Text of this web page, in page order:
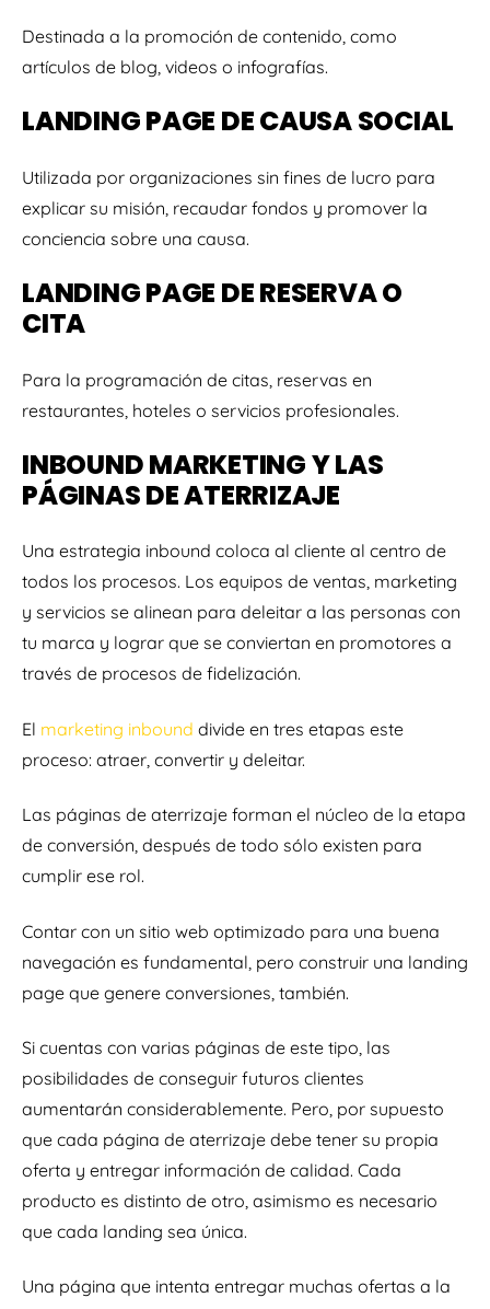
Destinada a la promoción de contenido, como
artículos de blog, videos o infografías.
LANDING PAGE DE CAUSA SOCIAL
Utilizada por organizaciones sin fines de lucro para
explicar su misión, recaudar fondos y promover la
conciencia sobre una causa.
LANDING PAGE DE RESERVA O
CITA
Para la programación de citas, reservas en
restaurantes, hoteles o servicios profesionales.
INBOUND MARKETING Y LAS
PÁGINAS DE ATERRIZAJE
Una estrategia inbound coloca al cliente al centro de
todos los procesos. Los equipos de ventas, marketing
y servicios se alinean para deleitar a las personas con
tu marca y lograr que se conviertan en promotores a
través de procesos de fidelización.
El marketing inbound divide en tres etapas este
proceso: atraer, convertir y deleitar.
Las páginas de aterrizaje forman el núcleo de la etapa
de conversión, después de todo sólo existen para
cumplir ese rol.
Contar con un sitio web optimizado para una buena
navegación es fundamental, pero construir una landing
page que genere conversiones, también.
Si cuentas con varias páginas de este tipo, las
posibilidades de conseguir futuros clientes
aumentarán considerablemente. Pero, por supuesto
que cada página de aterrizaje debe tener su propia
oferta y entregar información de calidad. Cada
producto es distinto de otro, asimismo es necesario
que cada landing sea única.
Una página que intenta entregar muchas ofertas a la